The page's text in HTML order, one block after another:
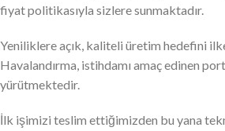
fiyat politikasıyla sizlere sunmaktadır.
Yeniliklere açık, kaliteli üretim hedefini
Havalandırma, istihdamı amaç edinen
yürütmektedir.
İlk işimizi teslim ettiğimizden bu yana